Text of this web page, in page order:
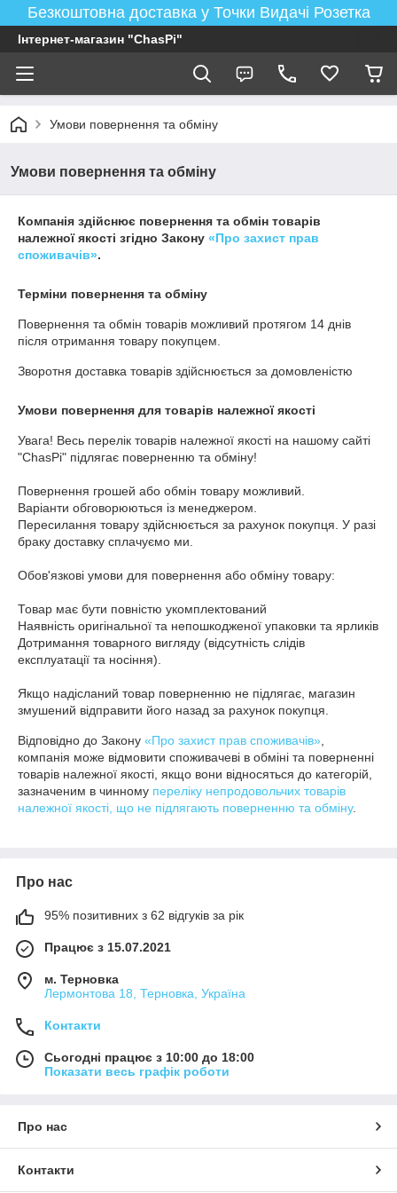
Безкоштовна доставка у Точки Видачі Розетка
Інтернет-магазин "ChasPi"
Умови повернення та обміну
Умови повернення та обміну
Компанія здійснює повернення та обмін товарів
належної якості згідно Закону «Про захист прав
споживачів».
Терміни повернення та обміну
Повернення та обмін товарів можливий протягом 14 днів
після отримання товару покупцем.
Зворотня доставка товарів здійснюється за домовленістю
Умови повернення для товарів належної якості
Увага! Весь перелік товарів належної якості на нашому сайті
"ChasPi" підлягає поверненню та обміну!
Повернення грошей або обмін товару можливий.
Варіанти обговорюються із менеджером.
Пересилання товару здійснюється за рахунок покупця. У разі
браку доставку сплачуємо ми.
Обов'язкові умови для повернення або обміну товару:
Товар має бути повністю укомплектований
Наявність оригінальної та непошкодженої упаковки та ярликів
Дотримання товарного вигляду (відсутність слідів
експлуатації та носіння).
Якщо надісланий товар поверненню не підлягає, магазин
змушений відправити його назад за рахунок покупця.
Відповідно до Закону «Про захист прав споживачів»
компанія може відмовити споживачеві в обміні та поверненні
товарів належної якості, якщо вони відносяться до категорій,
зазначеним в чинному переліку непродовольчих товарів
належної якості, що не підлягають поверненню та обміну.
Про нас
95% позитивних з 62 відгуків за рік
Працює з 15.07.2021
м. Терновка
Лермонтова 18, Терновка, Україна
Контакти
Сьогодні працює з 10:00 до 18:00
Показати весь графік роботи
Про нас
Контакти